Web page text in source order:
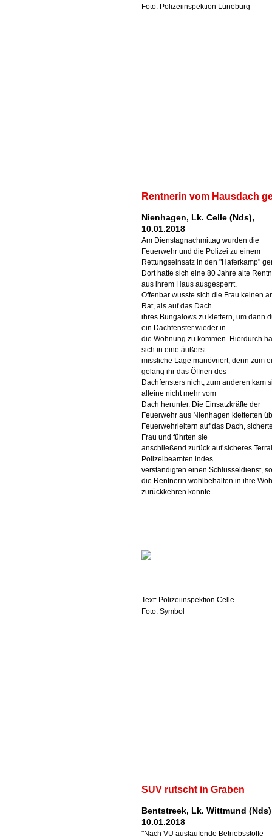
Foto: Polizeiinspektion Lüneburg
Rentnerin vom Hausdach
Nienhagen, Lk. Celle (Nds),
10.01.2018
Am Dienstagnachmittag wurden die
Feuerwehr und die Polizei zu einem
Rettungseinsatz in den "Haferkamp"
Dort hatte sich eine 80 Jahre alte
aus ihrem Haus ausgesperrt.
Offenbar wusste sich die Frau keinen
Rat, als auf das Dach
ihres Bungalows zu klettern, um dann
ein Dachfenster wieder in
die Wohnung zu kommen. Hierdurch
sich in eine äußerst
missliche Lage manövriert, denn zum
gelang ihr das Öffnen des
Dachfensters nicht, zum anderen kam
alleine nicht mehr vom
Dach herunter. Die Einsatzkräfte der
Feuerwehr aus Nienhagen kletterten
Feuerwehrleitern auf das Dach,
Frau und führten sie
anschließend zurück auf sicheres
Polizeibeamten indes
verständigten einen Schlüsseldienst,
die Rentnerin wohlbehalten in ihre
zurückkehren konnte.
Text: Polizeiinspektion Celle
Foto: Symbol
SUV rutscht in Graben
Bentstreek, Lk. Wittmund
10.01.2018
"Nach VU auslaufende Betriebsstoffe